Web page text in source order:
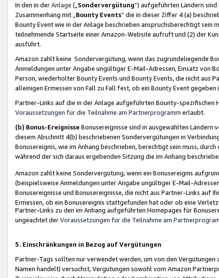
In den in derAnlage („ Sondervergütung“) aufgeführten Ländern
Zusammenhang mit „ Bounty Events“ die in dieser Ziffer 4 (a)
Bounty Event wie in der Anlage beschrieben anspruchsberechtigt sein
teilnehmende Startseite einer Amazon-Website aufruft und (2) der
ausführt.
Amazon zahlt keine Sondervergütung, wenn das zugrundeliegende
Anmeldungen unter Angabe ungültiger E-Mail-Adressen, Einsatz von
Person, wiederholter Bounty Events und Bounty Events, die nicht
alleinigen Ermessen von Fall zu Fall fest, ob ein Bounty Event
Partner-Links auf die in der Anlage aufgeführten Bounty-spezifischen
Voraussetzungen für die Teilnahme am Partnerprogramm erlaubt.
(b) Bonus-Ereignisse Bonusereignisse sind in ausgewählten Ländern
diesem Abschnitt 4(b) beschriebenen Sondervergütungen in
Bonusereignis, wie im Anhang beschrieben, berechtigt sein muss,
während der sich daraus ergebenden Sitzung die im Anhang
Amazon zahlt keine Sondervergütung, wenn ein Bonusereignis
(beispielsweise Anmeldungen unter Angabe ungültiger E-Mail-
Bonusereignisse und Bonusereignisse, die nicht aus Partner-Links auf
Ermessen, ob ein Bonusereignis stattgefunden hat oder ob eine
Partner-Links zu den im Anhang aufgeführten Homepages für
ungeachtet derVoraussetzungen für die Teilnahme am
5. Einschränkungen in Bezug auf Vergütungen
Partner-Tags sollten nur verwendet werden, um von den
Namen handelt) versuchst, Vergütungen sowohl vom Amazon